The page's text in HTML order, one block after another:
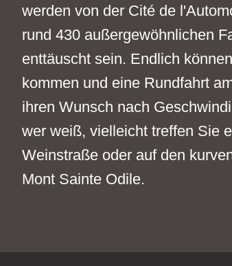
werden von der Cité de
rund 430 außergewöhnlichen
enttäuscht sein. Endlich
kommen und eine Rundfahrt
ihren Wunsch nach
wer weiß, vielleicht treffen Sie
Weinstraße oder auf den
Mont Sainte Odile.